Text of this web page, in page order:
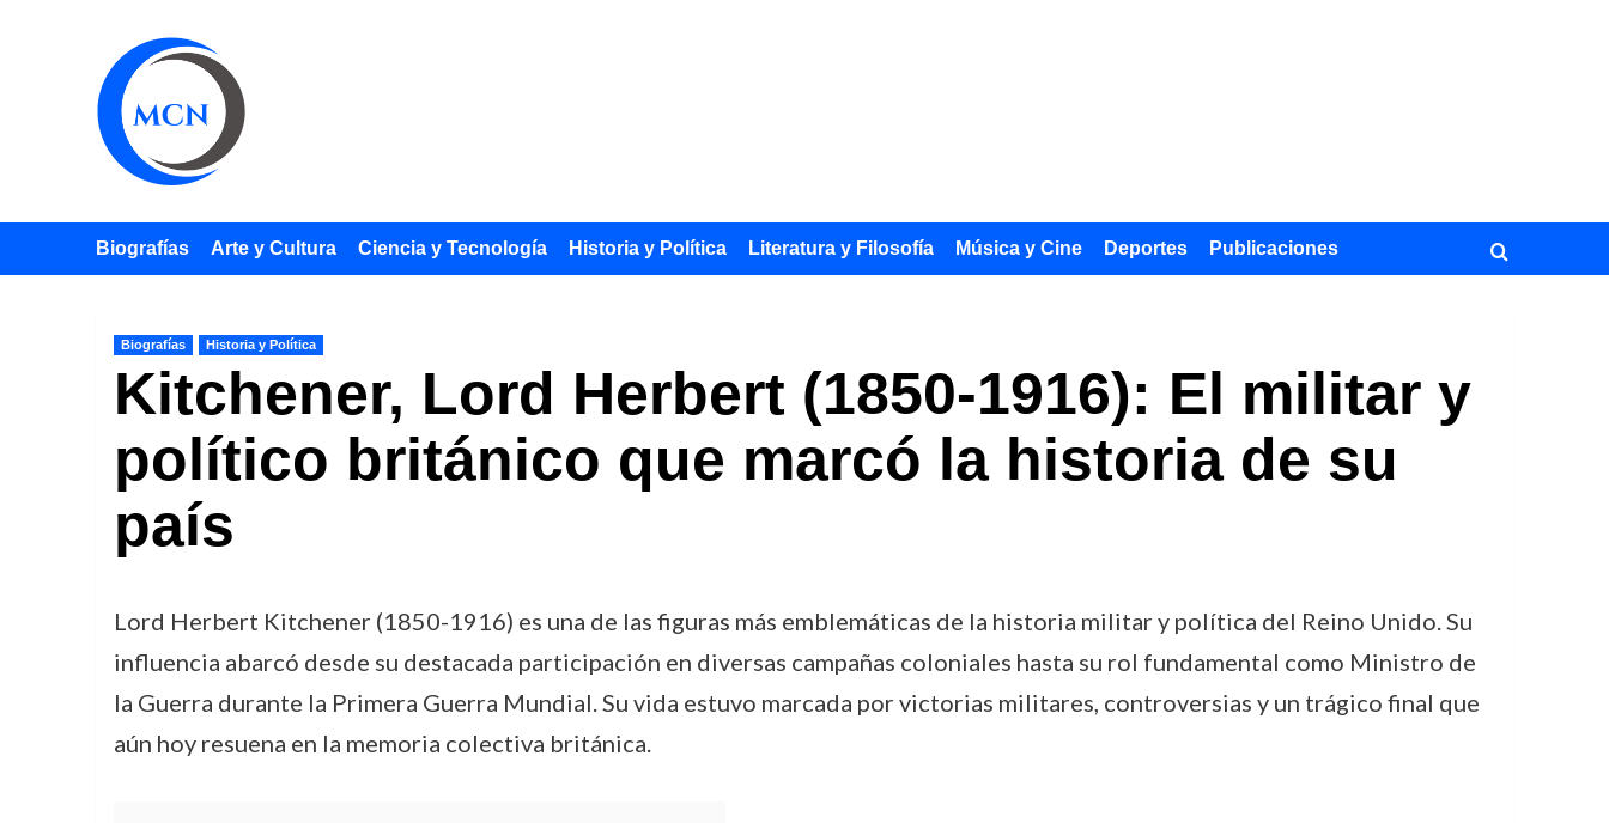
Biografías Arte y Cultura Ciencia y Tecnología Historia y Política Literatura y Filosofía Música y Cine Deportes Publicaciones
Biografías Historia y Política
Kitchener, Lord Herbert (1850-1916): El militar y
político británico que marcó la historia de su
país
Lord Herbert Kitchener (1850-1916) es una de las figuras más emblemáticas de la historia militar y política del Reino Unido. Su
influencia abarcó desde su destacada participación en diversas campañas coloniales hasta su rol fundamental como Ministro de
la Guerra durante la Primera Guerra Mundial. Su vida estuvo marcada por victorias militares, controversias y un trágico final que
aún hoy resuena en la memoria colectiva británica.